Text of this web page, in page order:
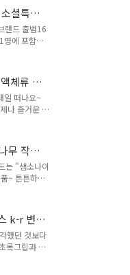
신을 여러번
규리 원장
나게 많았
빅뱅,
정 등..이 한
념회 행사는
연기자님께
셜특공
랜드 출범16
에 포함될
래 링크를
에 상해에
적으로 느껴
같아요..ㅋ
체류 젤
쇼핑팁)
일 떠나요~
나 즐거운 일
박한다고
을 빼놓을
습니다..^^;
서~ 액체류
이면 괜찮은
서~ 액체
살게 없다..
무 작품
만나다!
는 "샘소나이
~ 튼튼하고
오랫동안
요)으로 구
적인 소재로
멀쩡해요
"배병우"선
는 일입니
k-r 변신
했던 것보다
록그립과 흰
스마스! 여